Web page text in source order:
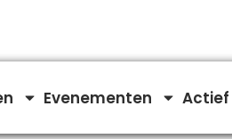
Evenementen Actief